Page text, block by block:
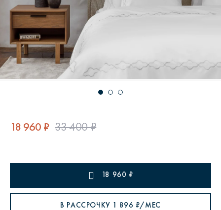
18 960 ₽ 33 400 ₽
18 960 ₽
В РАССРОЧКУ 1 896 ₽/МЕС